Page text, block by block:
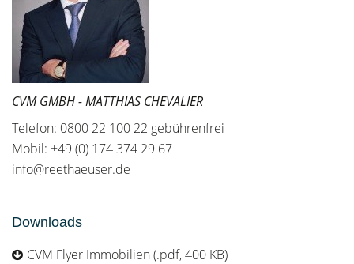
CVM GMBH - MATTHIAS CHEVALIER
Telefon: 0800 22 100 22 gebührenfrei
Mobil: +49 (0) 174 374 29 67
info@reethaeuser.de
Downloads
CVM Flyer Immobilien (.pdf, 400 KB)